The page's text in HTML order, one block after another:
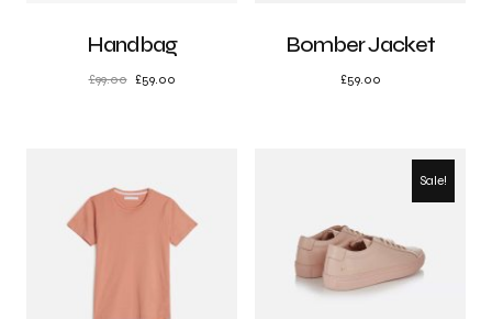
Handbag
£99.00 £59.00
Bomber Jacket
£59.00
Sale!